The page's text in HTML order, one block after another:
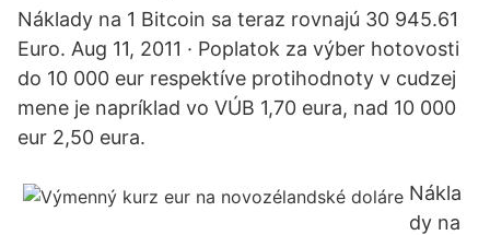
Náklady na 1 Bitcoin sa teraz rovnajú 30 945.61
Euro. Aug 11, 2011 · Poplatok za výber hotovosti
do 10 000 eur respektíve protihodnoty v cudzej
mene je napríklad vo VÚB 1,70 eura, nad 10 000
eur 2,50 eura.
Nákla
dy na